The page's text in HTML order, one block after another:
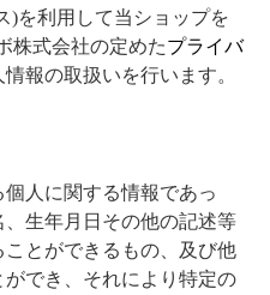
)を利用して当ショップを
株式会社の定めたプライバ
報の取扱いを行います。
個人に関する情報であっ
生年月日その他の記述等
とができるもの、及び他
でき、それにより特定の